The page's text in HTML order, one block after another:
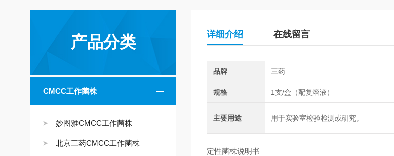
产品分类
CMCC工作菌株
妙图雅CMCC工作菌株
北京三药CMCC工作菌株
详细介绍 在线留言
品牌 三药
规格 1支/盒（配复溶液）
主要用途 用于实验室检验检测或研究。
定性菌株说明书